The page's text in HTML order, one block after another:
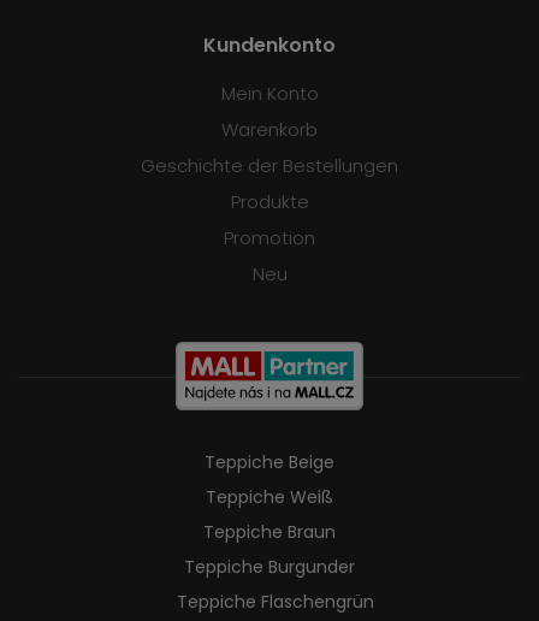
Kundenkonto
Mein Konto
Warenkorb
Geschichte der Bestellungen
Produkte
Promotion
Neu
Teppiche Beige
Teppiche Weiß
Teppiche Braun
Teppiche Burgunder
Teppiche Flaschengrün